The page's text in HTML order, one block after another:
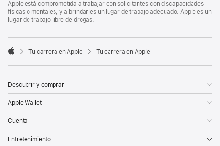
Apple está comprometida a trabajar con solicitantes con discapacidades
físicas o mentales, y a brindarles un lugar de trabajo adecuado. Apple es un
lugar de trabajo libre de drogas.

Tu carrera en Apple Tu carrera en Apple
Descubrir y comprar
Apple Wallet
Cuenta
Entretenimiento